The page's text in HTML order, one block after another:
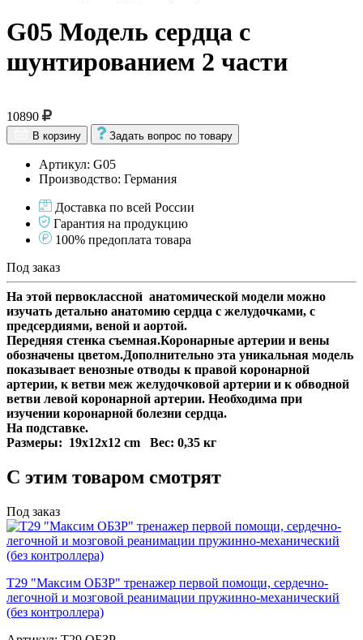
G05 Модель сердца с
шунтированием 2 части
10890
В корзину Задать вопрос по товару
Артикул: G05
Производство: Германия
Доставка по всей России
Гарантия на продукцию
100% предоплата товара
Под заказ
На этой первоклассной анатомической модели можно
изучать детально анатомию сердца с желудочками, с
предсердиями, веной и аортой.
Передняя стенка съемная.Коронарные артерии и вены
обозначены цветом.Дополнительно эта уникальная модель
показывает венозные отводы к правой коронарной
артерии, к ветви меж желудочковой артерии и к обводной
ветви левой коронарной артерии. Необходима при
изучении коронарной болезни сердца.
На подставке.
Размеры: 19x12x12 cm Вес: 0,35 кг
С этим товаром смотрят
Под заказ
Т29 "Максим ОБЗР" тренажер первой помощи, сердечно-
легочной и мозговой реанимации пружинно-механический
(без контроллера)